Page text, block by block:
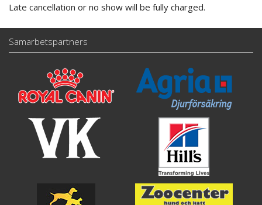
Late cancellation or no show will be fully charged.
Samarbetspartners